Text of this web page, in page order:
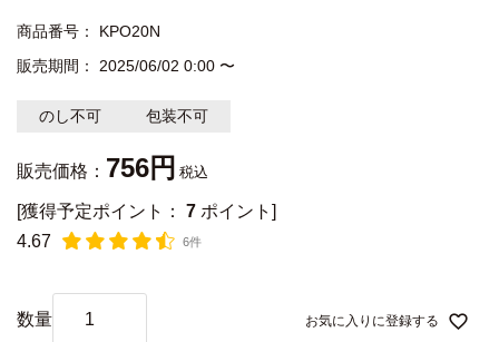
商品番号
KPO20N
販売期間
2025/06/02 0:00 〜
のし不可 包装不可
販売価格： 756 税込
[獲得予定ポイント： 7 ポイント]
4.67
6件
お気に入りに登録する